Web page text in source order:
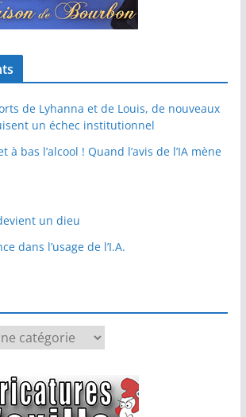
de Lyhanna et de Louis, de nouveaux
un échec institutionnel
à bas l’alcool ! Quand l’avis de l’IA mène
un dieu
dans l’usage de l’I.A.